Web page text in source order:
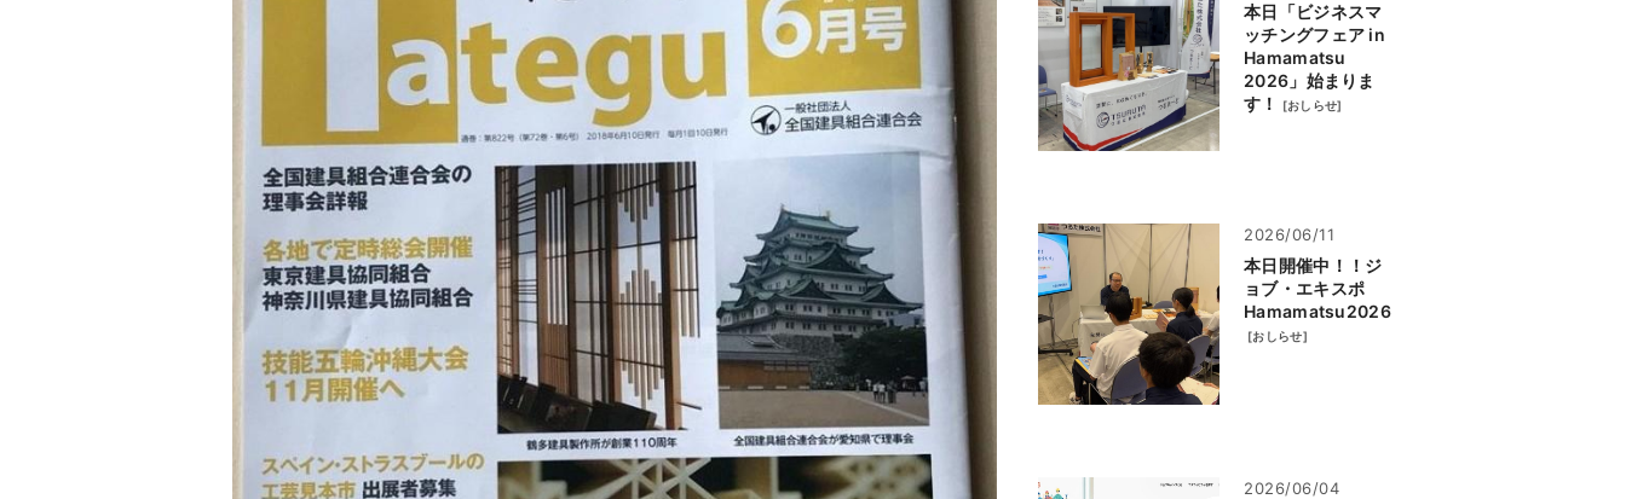
本日「ビジネスマ
ッチングフェア in
Hamamatsu
2026」始まりま
す！
[おしらせ]
2026/06/11
本日開催中！！ジ
ョブ・エキスポ
Hamamatsu2026
[おしらせ]
2026/06/04